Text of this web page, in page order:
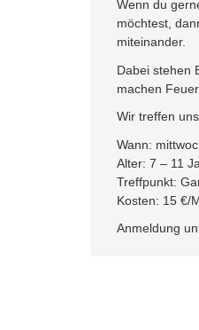
Wenn du
möchtest,
miteinander.
Dabei stehen
machen
Wir treffen
Wann:
Alter: 7 – 11
Treffpunkt:
Kosten: 15 €/
Anmeldung